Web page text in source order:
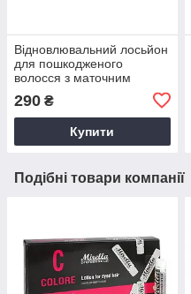
Відновлювальний лосьйон
для пошкодженого
волосся з маточним
молочком 2*10 мл Mirella
BeeForm
290 ₴
Купити
Подібні товари компанії